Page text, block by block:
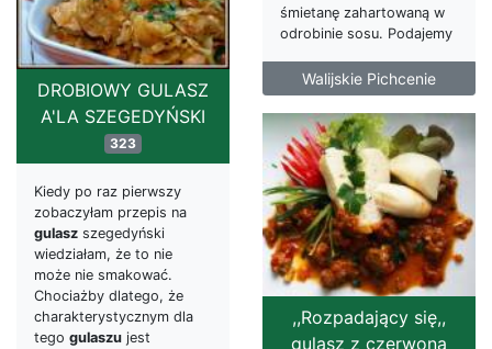
śmietanę zahartowaną w
odrobinie sosu. Podajemy
Walijskie Pichcenie
DROBIOWY GULASZ
A'LA SZEGEDYŃSKI
323
Kiedy po raz pierwszy
zobaczyłam przepis na
gulasz szegedyński
wiedziałam, że to nie
może nie smakować.
Chociażby dlatego, że
charakterystycznym dla
tego gulaszu jest
,,Rozpadający się,,
gulasz z czerwoną